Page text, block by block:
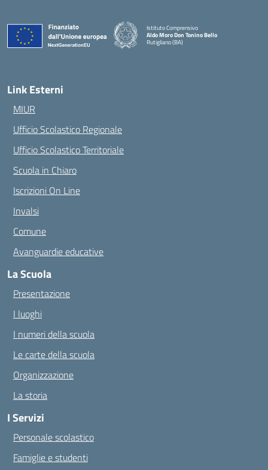
Istituto Comprensivo
Aldo Moro Don Tonino Bello
Rutigliano (BA)
— Visita la pagina iniziale della scuola
Link Esterni
MIUR
Ufficio Scolastico Regionale
Ufficio Scolastico Territoriale
Scuola in Chiaro
Iscrizioni On Line
Invalsi
Comune
Avanguardie educative
La Scuola
Presentazione
I luoghi
I numeri della scuola
Le carte della scuola
Organizzazione
La storia
I Servizi
Personale scolastico
Famiglie e studenti